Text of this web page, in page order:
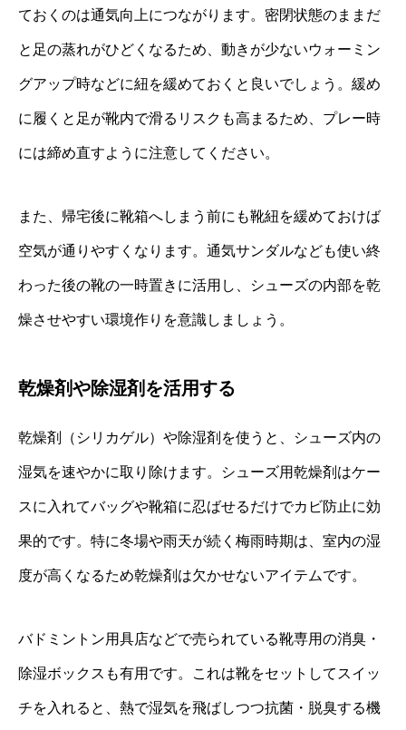
ておくのは通気向上につながります。密閉状態のままだ
と足の蒸れがひどくなるため、動きが少ないウォーミン
グアップ時などに紐を緩めておくと良いでしょう。緩め
に履くと足が靴内で滑るリスクも高まるため、プレー時
には締め直すように注意してください。
また、帰宅後に靴箱へしまう前にも靴紐を緩めておけば
空気が通りやすくなります。通気サンダルなども使い終
わった後の靴の一時置きに活用し、シューズの内部を乾
燥させやすい環境作りを意識しましょう。
乾燥剤や除湿剤を活用する
乾燥剤（シリカゲル）や除湿剤を使うと、シューズ内の
湿気を速やかに取り除けます。シューズ用乾燥剤はケー
スに入れてバッグや靴箱に忍ばせるだけでカビ防止に効
果的です。特に冬場や雨天が続く梅雨時期は、室内の湿
度が高くなるため乾燥剤は欠かせないアイテムです。
バドミントン用具店などで売られている靴専用の消臭・
除湿ボックスも有用です。これは靴をセットしてスイッ
チを入れると、熱で湿気を飛ばしつつ抗菌・脱臭する機